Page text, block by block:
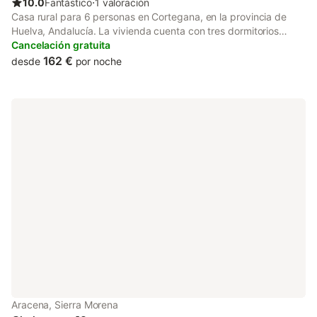
10.0Fantástico⋅1 valoración
Casa rural para 6 personas en Cortegana, en la provincia de
Huelva, Andalucía. La vivienda cuenta con tres dormitorios
dobles, dos con camas individuales y uno con una cama de
matrimonio, además de un cuarto de baño con ducha, un salón
Cancelación gratuita
desde 162 € por noche
Aracena, Sierra Morena